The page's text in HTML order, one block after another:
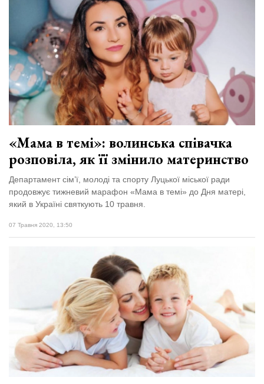
«Мама в темі»: волинська співачка
розповіла, як її змінило материнство
Департамент сім’ї, молоді та спорту Луцької міської ради
продовжує тижневий марафон «Мама в темі» до Дня матері,
який в Україні святкують 10 травня.
07 Травня 2020, 13:50